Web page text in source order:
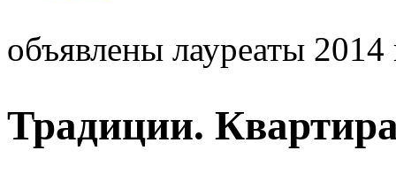
объявлены лауреаты 2014
Традиции.